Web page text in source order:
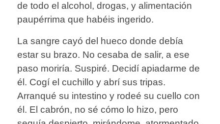
de todo el alcohol, drogas, y alimentación
paupérrima que habéis ingerido.
La sangre cayó del hueco donde debía
estar su brazo. No cesaba de salir, a ese
paso moriría. Suspiré. Decidí apiadarme de
él. Cogí el cuchillo y abrí sus tripas.
Arranqué su intestino y rodeé su cuello con
él. El cabrón, no sé cómo lo hizo, pero